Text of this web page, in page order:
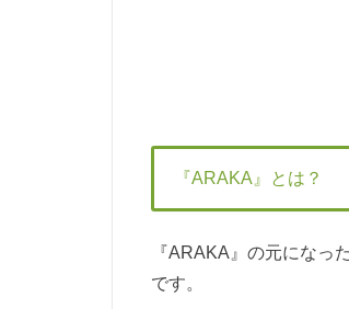
『ARAKA』とは？
『ARAKA』の元になっ
です。